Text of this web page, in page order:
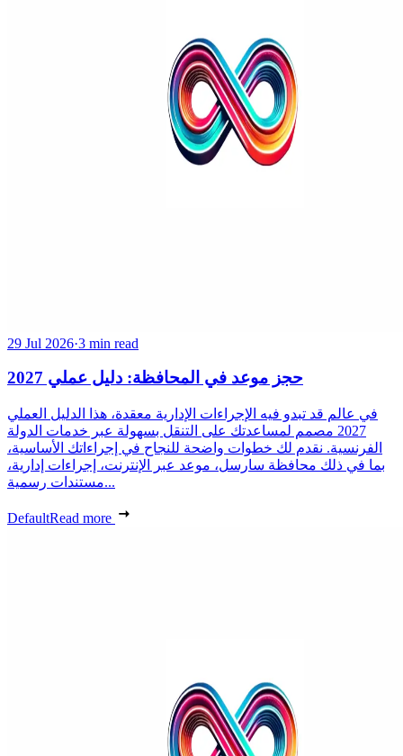
29 Jul 2026·3 min read
حجز موعد في المحافظة: دليل عملي 2027
في عالم قد تبدو فيه الإجراءات الإدارية معقدة، هذا الدليل العملي
2027 مصمم لمساعدتك على التنقل بسهولة عبر خدمات الدولة
الفرنسية. نقدم لك خطوات واضحة للنجاح في إجراءاتك الأساسية،
بما في ذلك محافظة سارسل، موعد عبر الإنترنت، إجراءات إدارية،
مستندات رسمية...
DefaultRead more